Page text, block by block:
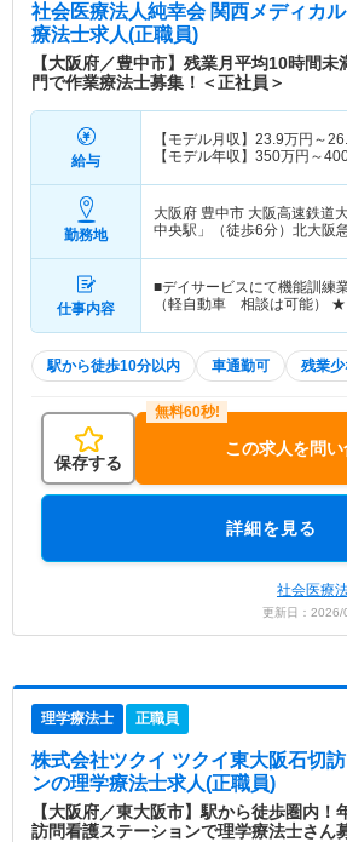
社会医療法人純幸会 関西メディカ
療法士求人(正職員)
【大阪府／豊中市】残業月平均10時間
門で作業療法士募集！＜正社員＞
給与
【モデル月収】 23.9万円～
【モデル年収】 350万円～
勤務地
大阪府 豊中市 大阪高速鉄道
中央駅」（徒歩6分）北大阪
仕事内容
■デイサービスにて機能訓
（軽自動車
駅から徒歩10分以内 車通勤可 残業
保存する
この求人を問
詳細を見る
社会医療
更新日：
理学療法士 正職員
株式会社ツクイ ツクイ東大阪石切
ンの理学療法士求人(正職員)
【大阪府／東大阪市】駅から徒歩圏内！
訪問看護ステーションで理学療法士さん